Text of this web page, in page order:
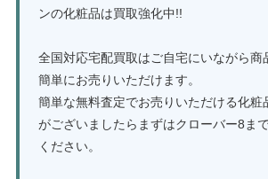
ンの化粧品は買取強化中!!
全国対応宅配買取はご自宅にいながら商
簡単にお売りいただけます。
簡単な無料査定でお売りいただける化粧
がございましたらまずはクローバー8ま
ください。